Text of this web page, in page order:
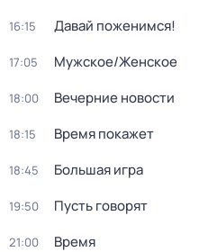
16:15 Давай поженимся!
17:05 Мужское/Женское
18:00 Вечерние новости
18:15 Время покажет
18:45 Большая игра
19:50 Пусть говорят
21:00 Время